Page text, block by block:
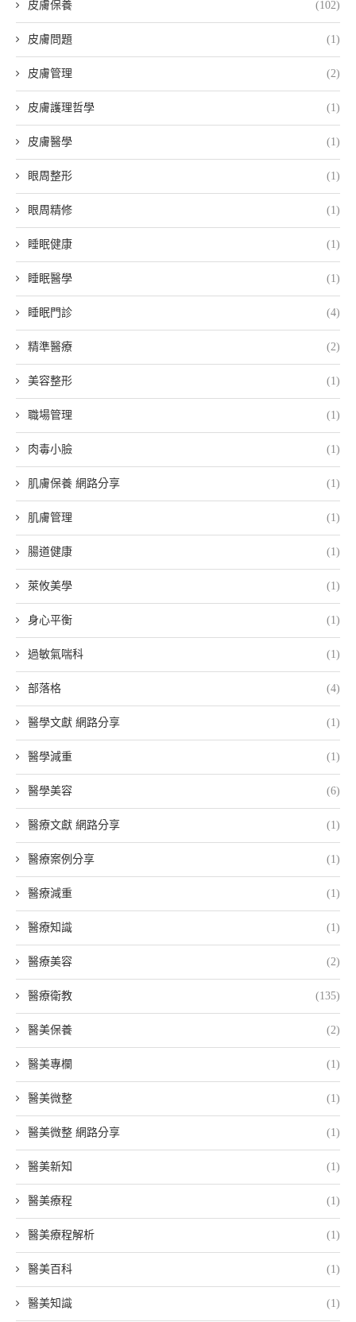
皮膚保養 (102)
皮膚問題 (1)
皮膚管理 (2)
皮膚護理哲學 (1)
皮膚醫學 (1)
眼周整形 (1)
眼周精修 (1)
睡眠健康 (1)
睡眠醫學 (1)
睡眠門診 (4)
精準醫療 (2)
美容整形 (1)
職場管理 (1)
肉毒小臉 (1)
肌膚保養 網路分享 (1)
肌膚管理 (1)
腸道健康 (1)
萊攸美學 (1)
身心平衡 (1)
過敏氣喘科 (1)
部落格 (4)
醫學文獻 網路分享 (1)
醫學減重 (1)
醫學美容 (6)
醫療文獻 網路分享 (1)
醫療案例分享 (1)
醫療減重 (1)
醫療知識 (1)
醫療美容 (2)
醫療衛教 (135)
醫美保養 (2)
醫美專欄 (1)
醫美微整 (1)
醫美微整 網路分享 (1)
醫美新知 (1)
醫美療程 (1)
醫美療程解析 (1)
醫美百科 (1)
醫美知識 (1)